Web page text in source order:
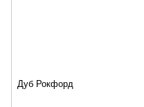
Дуб Рокфорд